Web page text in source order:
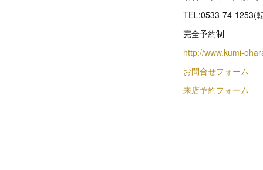
TEL:0533-74-1253(
完全予約制
http://www.kumi-
お問合せフォーム
来店予約フォーム